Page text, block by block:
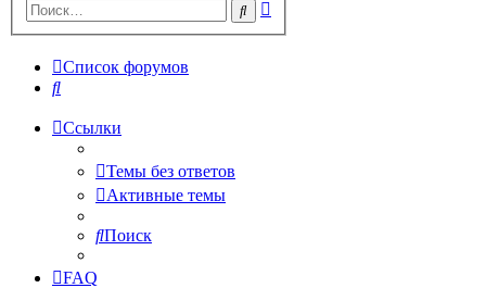
Поиск
Список форумов
Поиск
Ссылки
Темы без ответов
Активные темы
Поиск
FAQ